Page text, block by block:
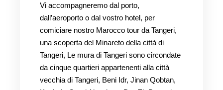
Vi accompagneremo dal porto,
dall’aeroporto o dal vostro hotel, per
comiciare nostro Marocco tour da Tangeri,
una scoperta del Minareto della città di
Tangeri, Le mura di Tangeri sono circondate
da cinque quartieri appartenenti alla città
vecchia di Tangeri, Beni Idr, Jinan Qobtan,